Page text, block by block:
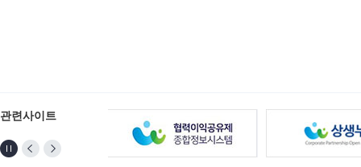
관련사이트